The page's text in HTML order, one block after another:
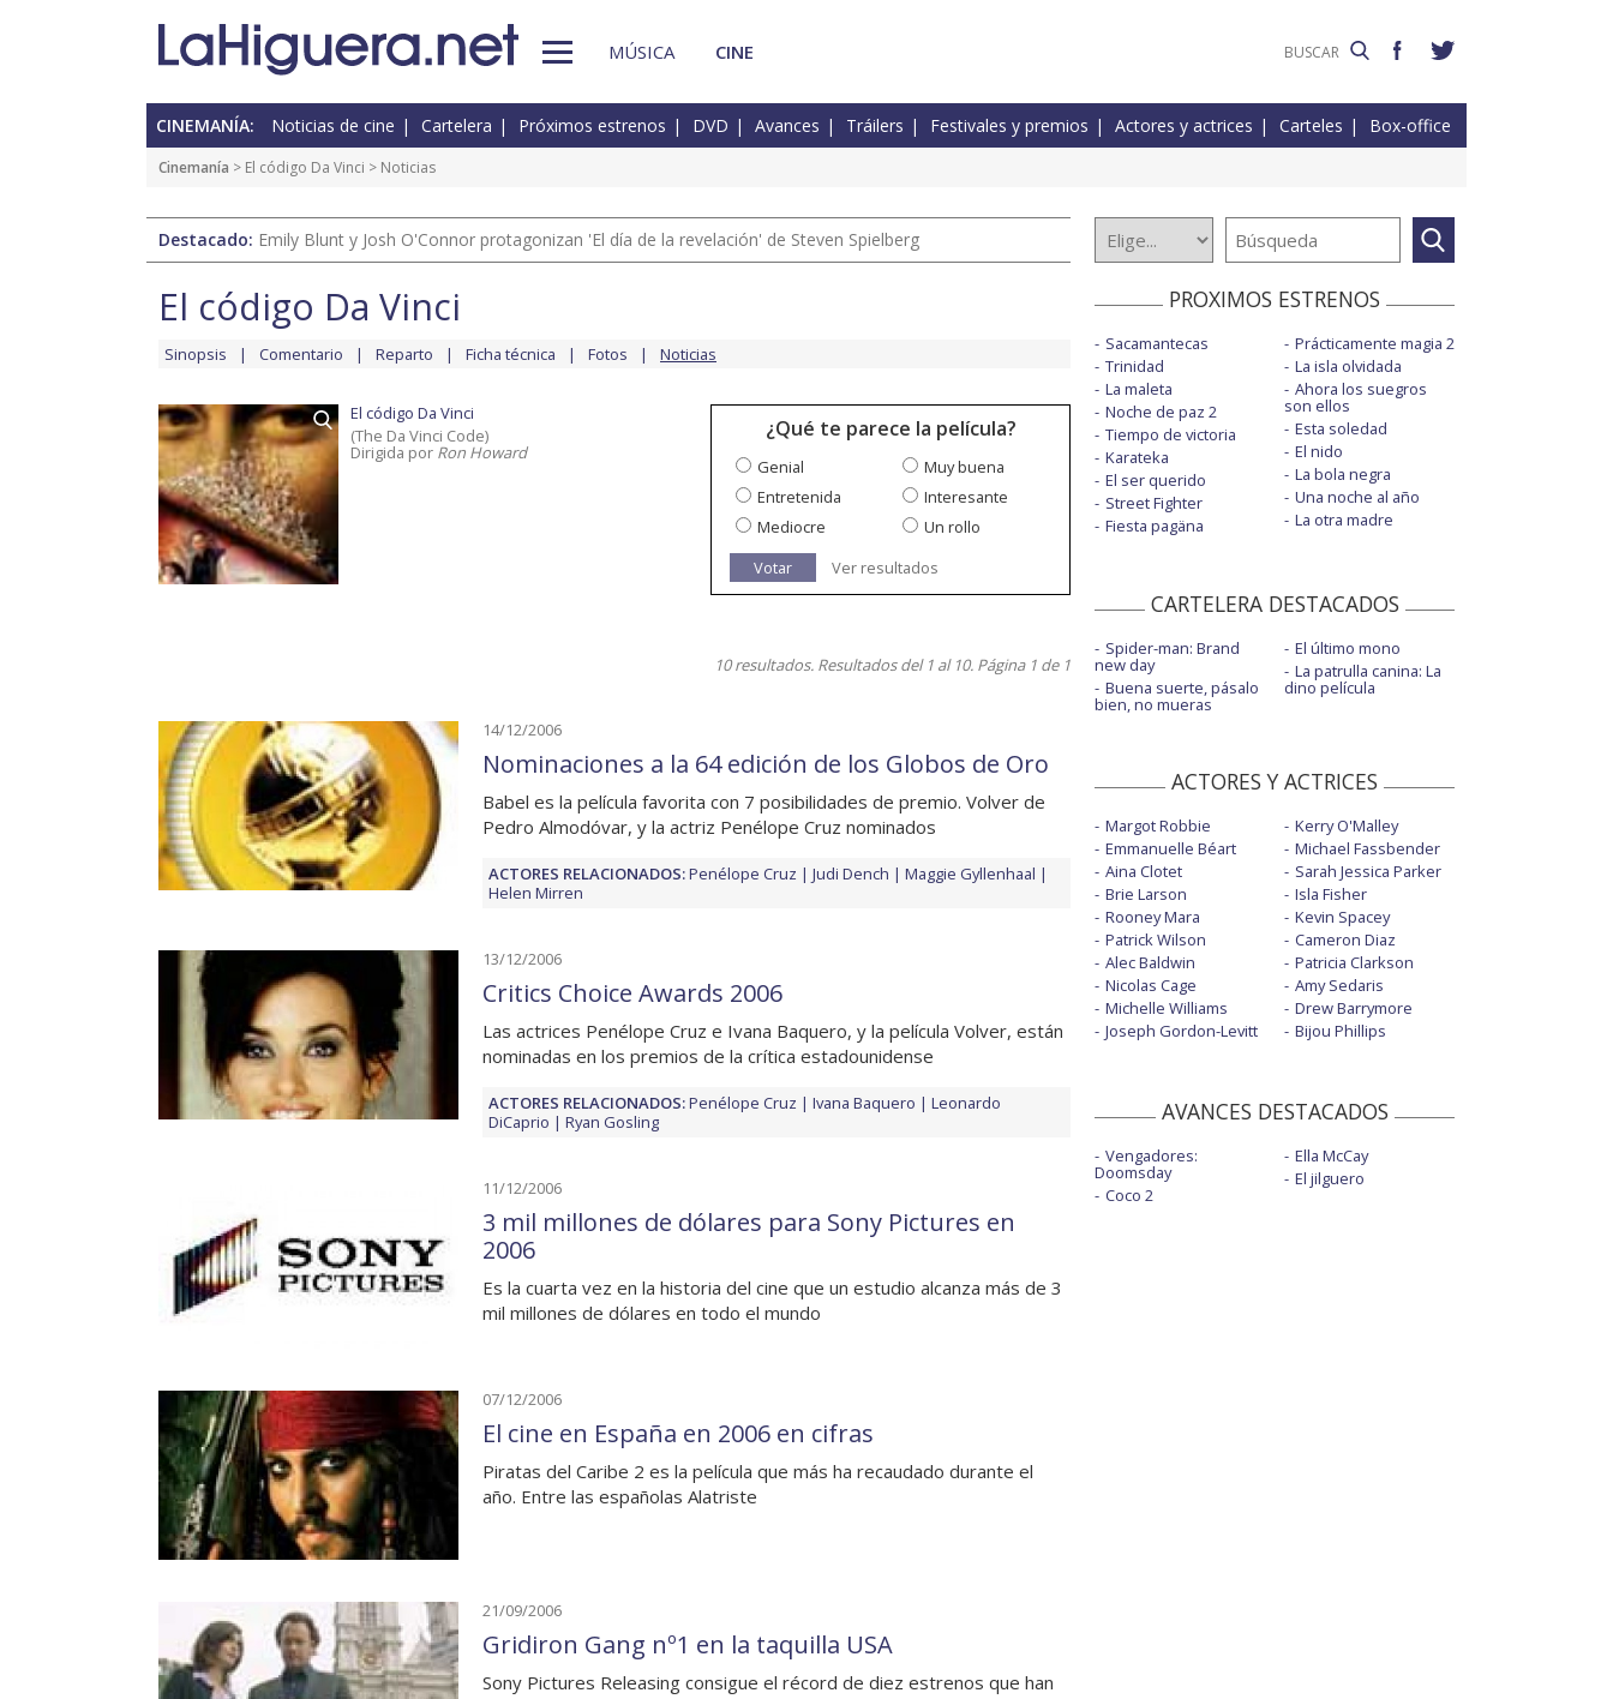
MÚSICA CINE
CINEMANÍA: Noticias de cine Cartelera Próximos estrenos DVD Avances Tráilers Festivales y premios Actores y actrices Carteles Box-office
Cinemanía > El código Da Vinci > Noticias
Destacado: Emily Blunt y Josh O'Connor protagonizan 'El día de la revelación' de Steven Spielberg
El código Da Vinci
Sinopsis Comentario Reparto Ficha técnica Fotos Noticias
El código Da Vinci
(The Da Vinci Code)
Dirigida por Ron Howard
¿Qué te parece la película?
Genial
Muy buena
Entretenida
Interesante
Mediocre
Un rollo
Votar
Ver resultados
10 resultados. Resultados del 1 al 10. Página 1 de 1
14/12/2006
Nominaciones a la 64 edición de los Globos de Oro
Babel es la película favorita con 7 posibilidades de premio. Volver de
Pedro Almodóvar, y la actriz Penélope Cruz nominados
ACTORES RELACIONADOS:Penélope Cruz Judi Dench
Maggie Gyllenhaal
Helen Mirren
13/12/2006
Critics Choice Awards 2006
Las actrices Penélope Cruz e Ivana Baquero, y la película Volver, están
nominadas en los premios de la crítica estadounidense
ACTORES RELACIONADOS:Penélope Cruz Ivana Baquero
Leonardo
DiCaprio
Ryan Gosling
11/12/2006
3 mil millones de dólares para Sony Pictures en
2006
Es la cuarta vez en la historia del cine que un estudio alcanza más de 3
mil millones de dólares en todo el mundo
07/12/2006
El cine en España en 2006 en cifras
Piratas del Caribe 2 es la película que más ha recaudado durante el
año. Entre las españolas Alatriste
21/09/2006
Gridiron Gang nº1 en la taquilla USA
Sony Pictures Releasing consigue el récord de diez estrenos que han
PROXIMOS ESTRENOS
Sacamantecas
Trinidad
La maleta
Noche de paz 2
Tiempo de victoria
Karateka
El ser querido
Street Fighter
Fiesta pagäna
Prácticamente magia 2
La isla olvidada
Ahora los suegros
son ellos
Esta soledad
El nido
La bola negra
Una noche al año
La otra madre
CARTELERA DESTACADOS
Spider-man: Brand
new day
Buena suerte, pásalo
bien, no mueras
El último mono
La patrulla canina: La
dino película
ACTORES Y ACTRICES
Margot Robbie
Emmanuelle Béart
Aina Clotet
Brie Larson
Rooney Mara
Patrick Wilson
Alec Baldwin
Nicolas Cage
Michelle Williams
Joseph Gordon-Levitt
Kerry O'Malley
Michael Fassbender
Sarah Jessica Parker
Isla Fisher
Kevin Spacey
Cameron Diaz
Patricia Clarkson
Amy Sedaris
Drew Barrymore
Bijou Phillips
AVANCES DESTACADOS
Vengadores:
Doomsday
Coco 2
Ella McCay
El jilguero